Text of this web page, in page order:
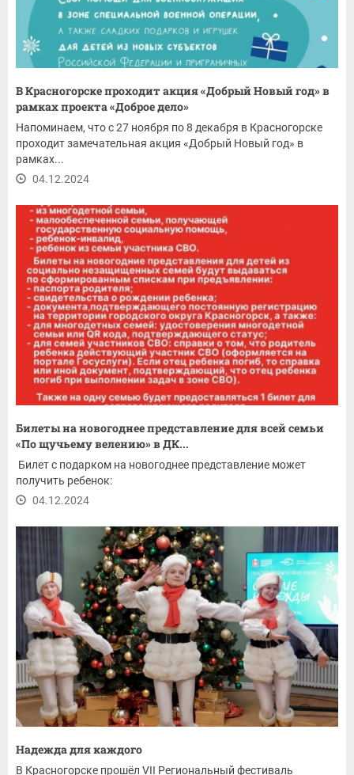
В Красногорске проходит акция «Добрый Новый год» в
рамках проекта «Доброе дело»
Напоминаем, что с 27 ноября по 8 декабря в Красногорске
проходит замечательная акция «Добрый Новый год» в
рамках...
04.12.2024
Билеты на новогоднее представление для всей семьи
«По щучьему велению» в ДК...
Билет с подарком на новогоднее представление может
получить ребенок:
04.12.2024
Надежда для каждого
В Красногорске прошёл VII Региональный фестиваль